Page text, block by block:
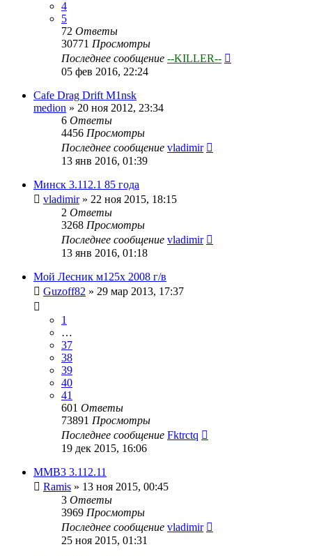
4
5
72 Ответы
30771 Просмотры
Последнее сообщение --KILLER--
05 фев 2016, 22:24
Cafe Drag Drift M1nsk
medion » 20 ноя 2012, 23:34
6 Ответы
4456 Просмотры
Последнее сообщение vladimir
13 янв 2016, 01:39
Минск 3.112.1 85 года
vladimir» 22 ноя 2015, 18:15
2 Ответы
3268 Просмотры
Последнее сообщение vladimir
13 янв 2016, 01:18
Мой Лесник м125х 2008 г/в
Guzoff82 » 29 мар 2013, 17:37
1
…
37
38
39
40
41
601 Ответы
73891 Просмотры
Последнее сообщение Fktrctq
19 дек 2015, 16:06
ММВ3 3.112.11
Ramis » 13 ноя 2015, 00:45
3 Ответы
3969 Просмотры
Последнее сообщение vladimir
25 ноя 2015, 01:31